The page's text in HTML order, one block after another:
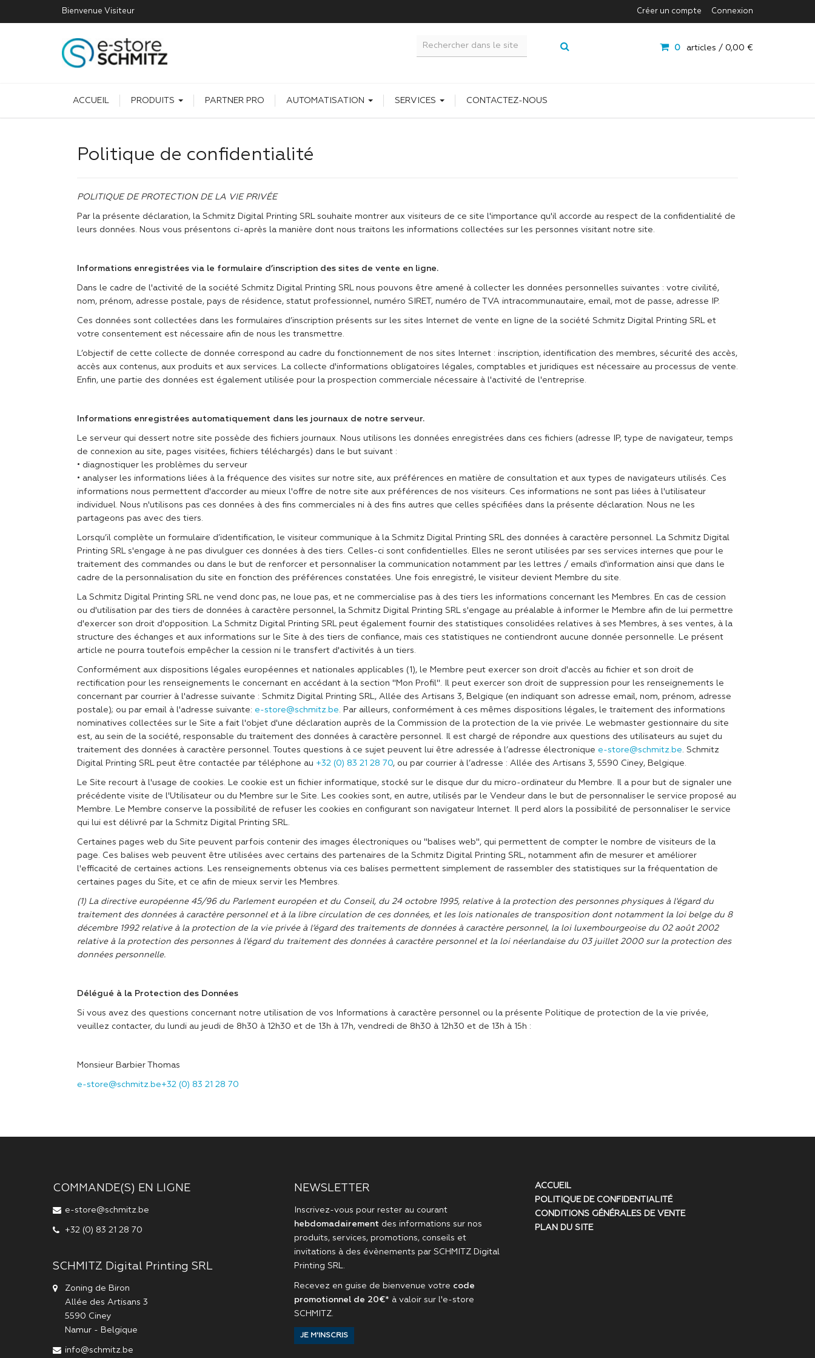
Bienvenue Visiteur Créer un compte Connexion
0 articles / 0,00 €
ACCUEIL PRODUITS PARTNER PRO AUTOMATISATION SERVICES CONTACTEZ-NOUS
Politique de confidentialité
POLITIQUE DE PROTECTION DE LA VIE PRIVÉE
Par la présente déclaration, la Schmitz Digital Printing SRL souhaite montrer aux visiteurs de ce site l'importance qu'il accorde au respect de la confidentialité de
leurs données. Nous vous présentons ci-après la manière dont nous traitons les informations collectées sur les personnes visitant notre site.
Informations enregistrées via le formulaire d’inscription des sites de vente en ligne.
Dans le cadre de l'activité de la société Schmitz Digital Printing SRL nous pouvons être amené à collecter les données personnelles suivantes : votre civilité,
nom, prénom, adresse postale, pays de résidence, statut professionnel, numéro SIRET, numéro de TVA intracommunautaire, email, mot de passe, adresse IP.
Ces données sont collectées dans les formulaires d’inscription présents sur les sites Internet de vente en ligne de la société Schmitz Digital Printing SRL et
votre consentement est nécessaire afin de nous les transmettre.
L’objectif de cette collecte de donnée correspond au cadre du fonctionnement de nos sites Internet : inscription, identification des membres, sécurité des accès,
accès aux contenus, aux produits et aux services. La collecte d'informations obligatoires légales, comptables et juridiques est nécessaire au processus de vente.
Enfin, une partie des données est également utilisée pour la prospection commerciale nécessaire à l'activité de l'entreprise.
Informations enregistrées automatiquement dans les journaux de notre serveur.
Le serveur qui dessert notre site possède des fichiers journaux. Nous utilisons les données enregistrées dans ces fichiers (adresse IP, type de navigateur, temps
de connexion au site, pages visitées, fichiers téléchargés) dans le but suivant :
• diagnostiquer les problèmes du serveur
• analyser les informations liées à la fréquence des visites sur notre site, aux préférences en matière de consultation et aux types de navigateurs utilisés. Ces
informations nous permettent d'accorder au mieux l'offre de notre site aux préférences de nos visiteurs. Ces informations ne sont pas liées à l'utilisateur
individuel. Nous n'utilisons pas ces données à des fins commerciales ni à des fins autres que celles spécifiées dans la présente déclaration. Nous ne les
partageons pas avec des tiers.
Lorsqu’il complète un formulaire d’identification, le visiteur communique à la Schmitz Digital Printing SRL des données à caractère personnel. La Schmitz Digital
Printing SRL s'engage à ne pas divulguer ces données à des tiers. Celles-ci sont confidentielles. Elles ne seront utilisées par ses services internes que pour le
traitement des commandes ou dans le but de renforcer et personnaliser la communication notamment par les lettres / emails d'information ainsi que dans le
cadre de la personnalisation du site en fonction des préférences constatées. Une fois enregistré, le visiteur devient Membre du site.
La Schmitz Digital Printing SRL ne vend donc pas, ne loue pas, et ne commercialise pas à des tiers les informations concernant les Membres. En cas de cession
ou d'utilisation par des tiers de données à caractère personnel, la Schmitz Digital Printing SRL s'engage au préalable à informer le Membre afin de lui permettre
d'exercer son droit d'opposition. La Schmitz Digital Printing SRL peut également fournir des statistiques consolidées relatives à ses Membres, à ses ventes, à la
structure des échanges et aux informations sur le Site à des tiers de confiance, mais ces statistiques ne contiendront aucune donnée personnelle. Le présent
article ne pourra toutefois empêcher la cession ni le transfert d'activités à un tiers.
Conformément aux dispositions légales européennes et nationales applicables (1), le Membre peut exercer son droit d'accès au fichier et son droit de
rectification pour les renseignements le concernant en accédant à la section "Mon Profil". Il peut exercer son droit de suppression pour les renseignements le
concernant par courrier à l'adresse suivante : Schmitz Digital Printing SRL, Allée des Artisans 3, Belgique (en indiquant son adresse email, nom, prénom, adresse
postale); ou par email à l'adresse suivante: e-store@schmitz.be . Par ailleurs, conformément à ces mêmes dispositions légales, le traitement des informations
nominatives collectées sur le Site a fait l'objet d'une déclaration auprès de la Commission de la protection de la vie privée. Le webmaster gestionnaire du site
est, au sein de la société, responsable du traitement des données à caractère personnel. Il est chargé de répondre aux questions des utilisateurs au sujet du
traitement des données à caractère personnel. Toutes questions à ce sujet peuvent lui être adressée à l’adresse électronique e-store@schmitz.be . Schmitz
Digital Printing SRL peut être contactée par téléphone au +32 (0) 83 21 28 70, ou par courrier à l’adresse : Allée des Artisans 3, 5590 Ciney, Belgique.
Le Site recourt à l'usage de cookies. Le cookie est un fichier informatique, stocké sur le disque dur du micro-ordinateur du Membre. Il a pour but de signaler une
précédente visite de l'Utilisateur ou du Membre sur le Site. Les cookies sont, en autre, utilisés par le Vendeur dans le but de personnaliser le service proposé au
Membre. Le Membre conserve la possibilité de refuser les cookies en configurant son navigateur Internet. Il perd alors la possibilité de personnaliser le service
qui lui est délivré par la Schmitz Digital Printing SRL.
Certaines pages web du Site peuvent parfois contenir des images électroniques ou "balises web", qui permettent de compter le nombre de visiteurs de la
page. Ces balises web peuvent être utilisées avec certains des partenaires de la Schmitz Digital Printing SRL, notamment afin de mesurer et améliorer
l'efficacité de certaines actions. Les renseignements obtenus via ces balises permettent simplement de rassembler des statistiques sur la fréquentation de
certaines pages du Site, et ce afin de mieux servir les Membres.
(1) La directive européenne 45/96 du Parlement européen et du Conseil, du 24 octobre 1995, relative à la protection des personnes physiques à l'égard du
traitement des données à caractère personnel et à la libre circulation de ces données, et les lois nationales de transposition dont notamment la loi belge du 8
décembre 1992 relative à la protection de la vie privée à l’égard des traitements de données à caractère personnel, la loi luxembourgeoise du 02 août 2002
relative à la protection des personnes à l'égard du traitement des données à caractère personnel et la loi néerlandaise du 03 juillet 2000 sur la protection des
données personnelle.
Délégué à la Protection des Données
Si vous avez des questions concernant notre utilisation de vos Informations à caractère personnel ou la présente Politique de protection de la vie privée,
veuillez contacter, du lundi au jeudi de 8h30 à 12h30 et de 13h à 17h, vendredi de 8h30 à 12h30 et de 13h à 15h :
Monsieur Barbier Thomas
e-store@schmitz.be+32 (0) 83 21 28 70
COMMANDE(S) EN LIGNE
e-store@schmitz.be
+32 (0) 83 21 28 70
SCHMITZ Digital Printing SRL
Zoning de Biron
Allée des Artisans 3
5590 Ciney
Namur - Belgique
info@schmitz.be
NEWSLETTER
Inscrivez-vous pour rester au courant
hebdomadairement des informations sur nos
produits, services, promotions, conseils et
invitations à des évènements par SCHMITZ Digital
Printing SRL
Recevez en guise de bienvenue votre code
promotionnel de 20€* à valoir sur l'e-store
SCHMITZ.
JE M'INSCRIS
ACCUEIL
POLITIQUE DE CONFIDENTIALITÉ
CONDITIONS GÉNÉRALES DE VENTE
PLAN DU SITE